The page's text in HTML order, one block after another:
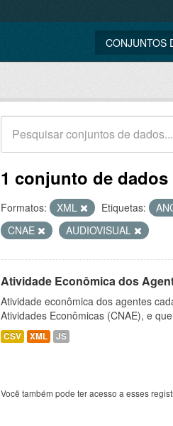
CONJUNTOS
1 conjunto de
Formatos: XML Etiquetas:
CNAE
AUDIOVISUAL
Atividade Econômica dos
Atividade econômica dos agentes
Atividades Econômicas (CNAE), e
CSV XML JS
Você também pode ter acesso a esses